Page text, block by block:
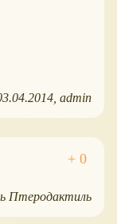
admin
Птеродактиль